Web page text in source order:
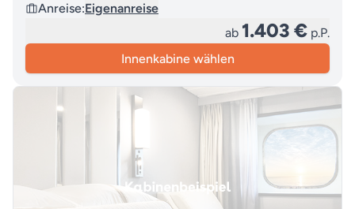
Anreise:Eigenanreise
ab 1.403 € p.P.
Innenkabine wählen